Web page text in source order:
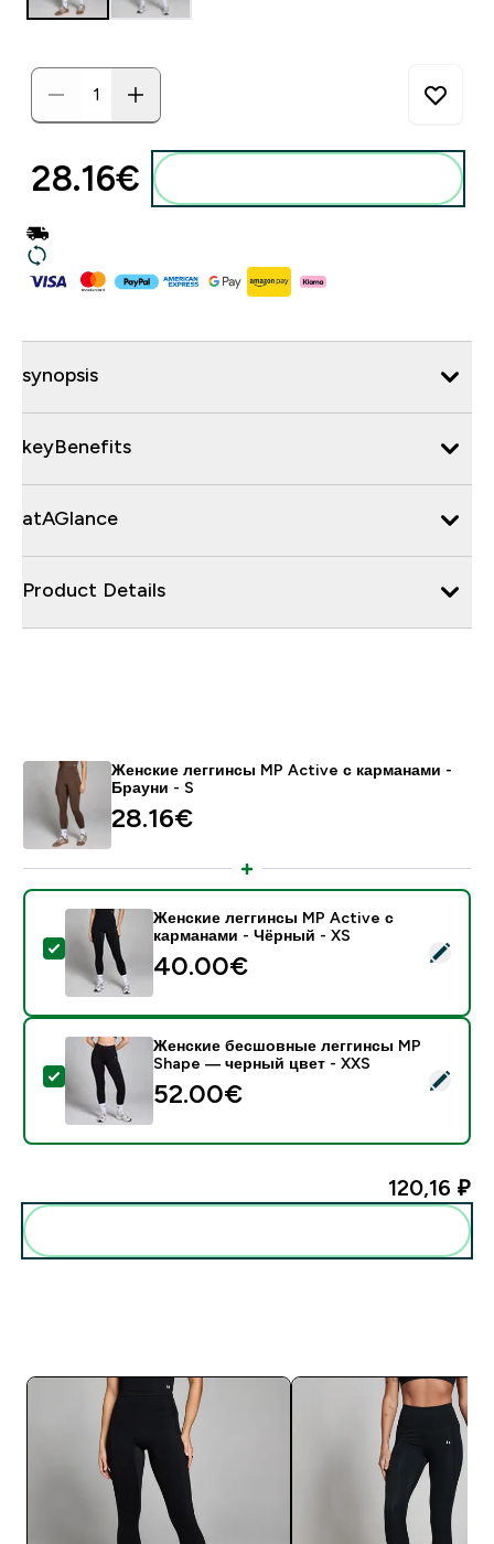
28.16€‎
synopsis
keyBenefits
atAGlance
Product Details
Женские леггинсы MP Active с карманами -
Брауни - S
28.16€‎
- Женские леггинсы MP Active с карманами -
Женские леггинсы MP Active с
карманами - Чёрный - XS
40.00€‎
- Женские бесшовные леггинсы MP Shape —
Женские бесшовные леггинсы MP
Shape — черный цвет - XXS
52.00€‎
120,16 ₽‎